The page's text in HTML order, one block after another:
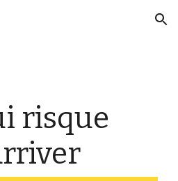
Skip to navigation
risque